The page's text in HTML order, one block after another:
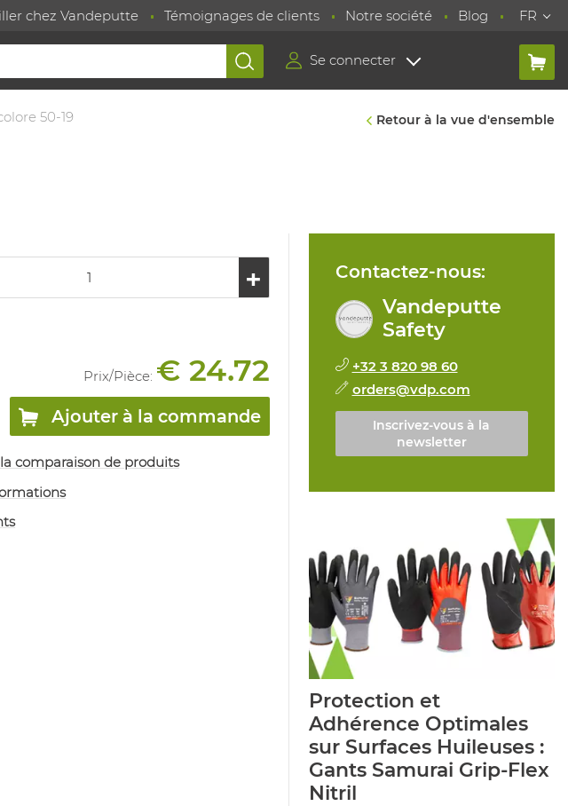
chez Vandeputte Témoignages de clients Notre société Blog FR
Se connecter
50-19 Retour à la vue d'ensemble
Prix/Pièce: € 24.72
Ajouter à la commande
comparaison de produits
Contactez-nous:
Vandeputte
Safety
+32 3 820 98 60
orders@vdp.com
Inscrivez-vous à la
newsletter
Protection et
Adhérence Optimales
sur Surfaces Huileuses :
Gants Samurai Grip-Flex
Nitril